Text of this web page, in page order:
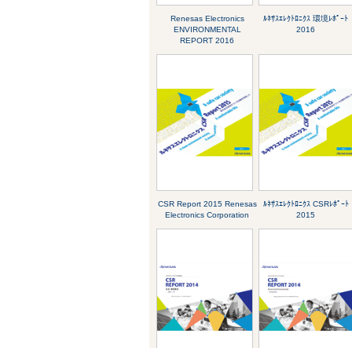
Renesas Electronics
ENVIRONMENTAL
REPORT 2016
ﾙﾈｻｽｴﾚｸﾄﾛﾆｸｽ 環境ﾚﾎﾟｰﾄ
2016
CSR Report 2015 Renesas
Electronics Corporation
ﾙﾈｻｽｴﾚｸﾄﾛﾆｸｽ CSRﾚﾎﾟｰﾄ
2015